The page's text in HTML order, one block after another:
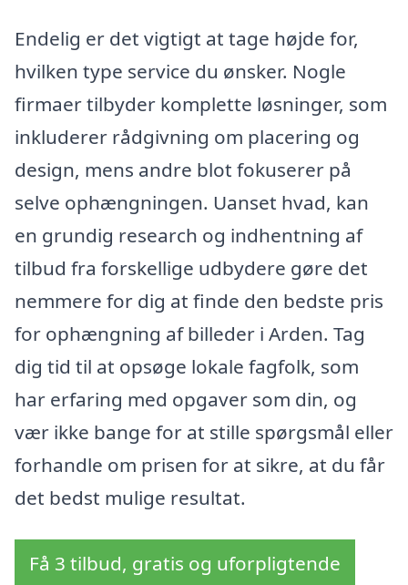
Endelig er det vigtigt at tage højde for,
hvilken type service du ønsker. Nogle
firmaer tilbyder komplette løsninger, som
inkluderer rådgivning om placering og
design, mens andre blot fokuserer på
selve ophængningen. Uanset hvad, kan
en grundig research og indhentning af
tilbud fra forskellige udbydere gøre det
nemmere for dig at finde den bedste pris
for ophængning af billeder i Arden. Tag
dig tid til at opsøge lokale fagfolk, som
har erfaring med opgaver som din, og
vær ikke bange for at stille spørgsmål eller
forhandle om prisen for at sikre, at du får
det bedst mulige resultat.
Få 3 tilbud, gratis og uforpligtende